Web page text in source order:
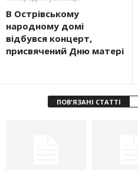
В Острівському
народному домі
відбувся концерт,
присвячений Дню матері
ПОВ'ЯЗАНІ СТАТТІ